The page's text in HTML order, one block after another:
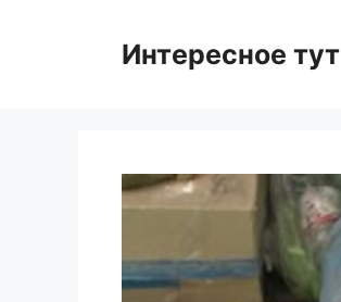
Интересное тут